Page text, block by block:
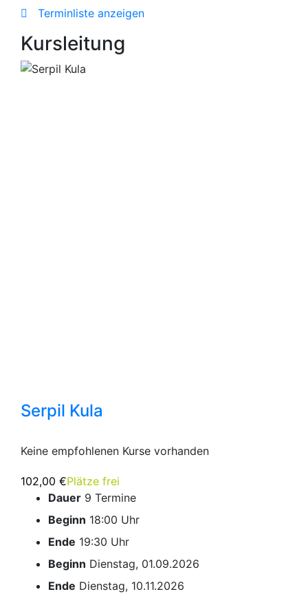
Terminliste anzeigen
Kursleitung
Serpil Kula
Keine empfohlenen Kurse vorhanden
102,00 €Plätze frei
Dauer 9 Termine
Beginn 18:00 Uhr
Ende 19:30 Uhr
Beginn Dienstag, 01.09.2026
Ende Dienstag, 10.11.2026